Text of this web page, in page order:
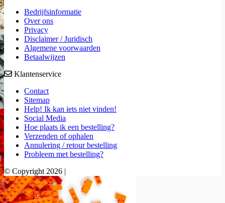
Bedrijfsinformatie
Over ons
Privacy
Disclaimer / Juridisch
Algemene voorwaarden
Betaalwijzen
Klantenservice
Contact
Sitemap
Help! Ik kan iets niet vinden!
Social Media
Hoe plaats ik een bestelling?
Verzenden of ophalen
Annulering / retour bestelling
Probleem met bestelling?
© Copyright 2026 |